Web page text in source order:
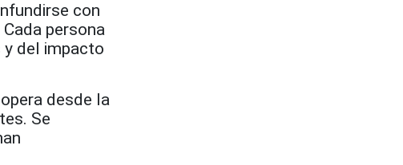
con
persona
y del impacto
desde la
Se